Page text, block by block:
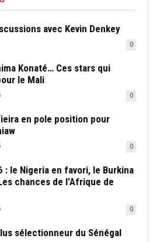
avec Kevin Denkey
0
Konaté… Ces stars qui
le Mali
0
en pole position pour
0
: le Nigeria en favori, le Burkina
chances de l’Afrique de
0
sélectionneur du Sénégal